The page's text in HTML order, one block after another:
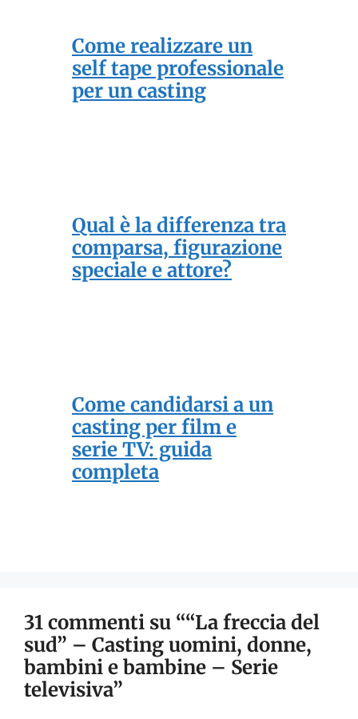
Come realizzare un
self tape professionale
per un casting
Qual è la differenza tra
comparsa, figurazione
speciale e attore?
Come candidarsi a un
casting per film e
serie TV: guida
completa
31 commenti su ““La freccia del
sud” – Casting uomini, donne,
bambini e bambine – Serie
televisiva”